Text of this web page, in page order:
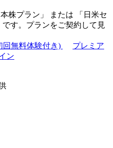
本株プラン 」 または 「 日米セ
です。プランをご契約して見
回無料体験付き)
プレミア
ン